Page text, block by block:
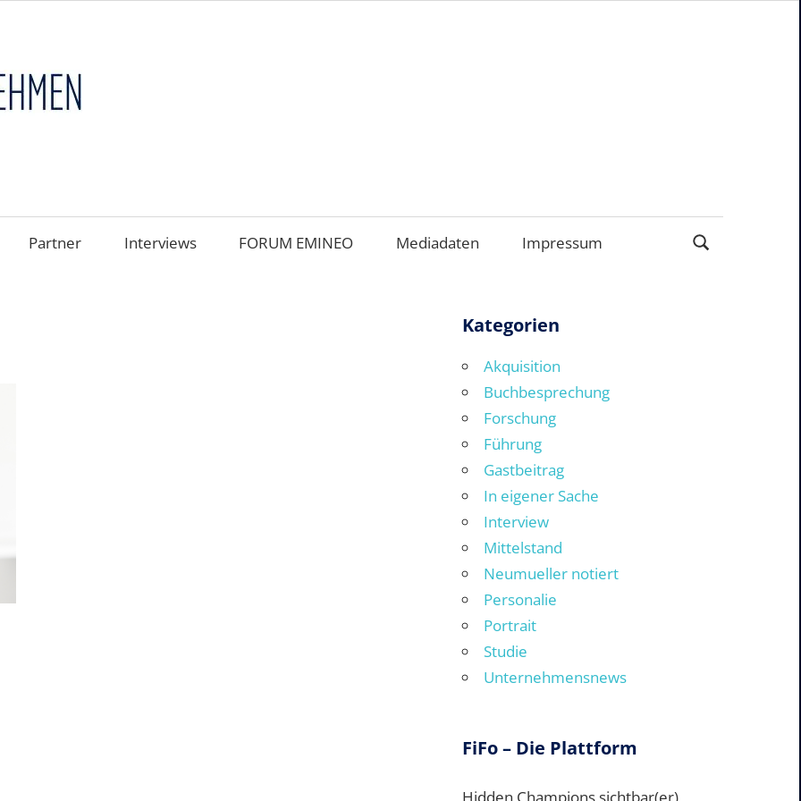
Partner Interviews FORUM EMINEO Mediadaten Impressum
Kategorien
Akquisition
Buchbesprechung
Forschung
Führung
Gastbeitrag
In eigener Sache
Interview
Mittelstand
Neumueller notiert
Personalie
Portrait
Studie
Unternehmensnews
FiFo – Die Plattform
Hidden Champions sichtbar(er)